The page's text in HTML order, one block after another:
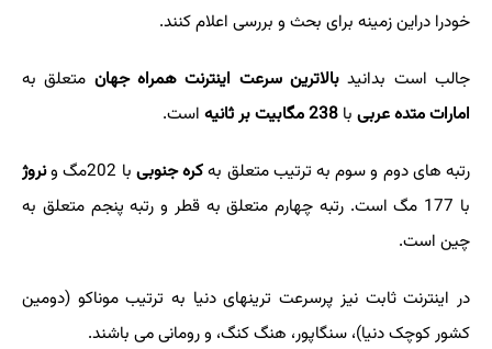
خودرا دراین زمینه برای بحث و بررسی اعلام کنند.
جالب است بدانید بالاترین سرعت اینترنت همراه جهان متعلق به
امارات متده عربی با 238 مگابیت بر ثانیه است.
رتبه های دوم و سوم به ترتیب متعلق بهکره جنوبی با 202مگ و
نروژ
با 177 مگ است. رتبه چهارم متعلق به قطر و رتبه پنجم متعلق به
چین است.
در اینترنت ثابت نیز پرسرعت ترینهای دنیا به ترتیب موناکو (دومین
کشور کوچک دنیا)، سنگاپور، هنگ کنگ، و رومانی می باشند.